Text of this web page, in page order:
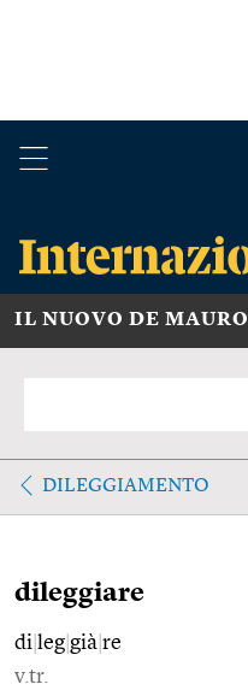
IL NUOVO DE MAURO
DILEGGIAMENTO
dileggiare
di leg già re
v.tr.